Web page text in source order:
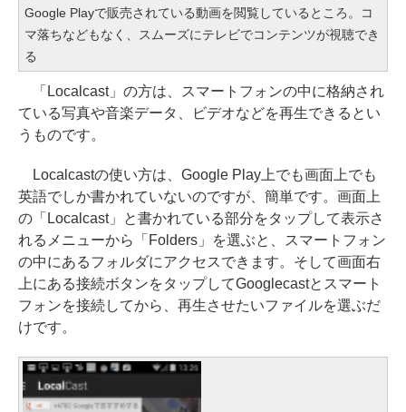
Google Playで販売されている動画を閲覧しているところ。コ
マ落ちなどもなく、スムーズにテレビでコンテンツが視聴でき
る
「Localcast」の方は、スマートフォンの中に格納され
ている写真や音楽データ、ビデオなどを再生できるとい
うものです。
Localcastの使い方は、Google Play上でも画面上でも
英語でしか書かれていないのですが、簡単です。画面上
の「Localcast」と書かれている部分をタップして表示さ
れるメニューから「Folders」を選ぶと、スマートフォン
の中にあるフォルダにアクセスできます。そして画面右
上にある接続ボタンをタップしてGooglecastとスマート
フォンを接続してから、再生させたいファイルを選ぶだ
けです。